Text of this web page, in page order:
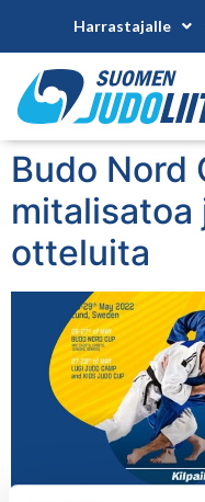
Harrastajalle
Budo Nord
mitalisatoa
otteluita